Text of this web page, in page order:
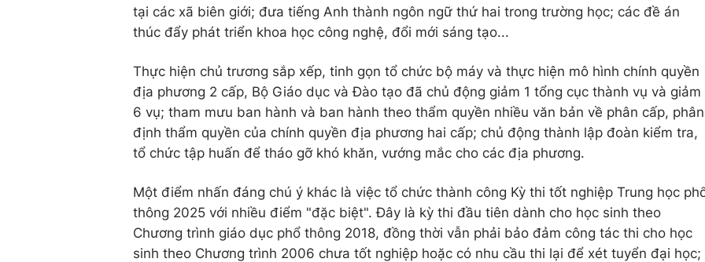
tại các xã biên giới; đưa tiếng Anh thành ngôn ngữ thứ hai trong trường học; các đề án
thúc đẩy phát triển khoa học công nghệ, đổi mới sáng tạo...
Thực hiện chủ trương sắp xếp, tinh gọn tổ chức bộ máy và thực hiện mô hình chính quyền
địa phương 2 cấp, Bộ Giáo dục và Đào tạo đã chủ động giảm 1 tổng cục thành vụ và giảm
6 vụ; tham mưu ban hành và ban hành theo thẩm quyền nhiều văn bản về phân cấp, phân
định thẩm quyền của chính quyền địa phương hai cấp; chủ động thành lập đoàn kiểm tra,
tổ chức tập huấn để tháo gỡ khó khăn, vướng mắc cho các địa phương.
Một điểm nhấn đáng chú ý khác là việc tổ chức thành công Kỳ thi tốt nghiệp Trung học
thông 2025 với nhiều điểm "đặc biệt". Đây là kỳ thi đầu tiên dành cho học sinh theo
Chương trình giáo dục phổ thông 2018, đồng thời vẫn phải bảo đảm công tác thi cho học
sinh theo Chương trình 2006 chưa tốt nghiệp hoặc có nhu cầu thi lại để xét tuyển đại học;